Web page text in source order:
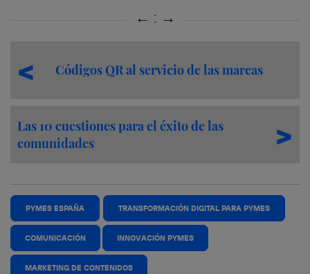
Códigos QR al servicio de las marcas
Las 10 cuestiones para el éxito de las
comunidades
PYMES ESPAÑA TRANSFORMACIÓN DIGITAL PARA PYMES
COMUNICACIÓN INNOVACIÓN PYMES
MARKETING DE CONTENIDOS